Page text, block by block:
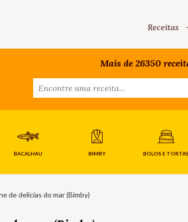
Receitas
Mais de 26350
BACALHAU BIMBY BOLOS E TORTAS
de delicias do mar (Bimby)